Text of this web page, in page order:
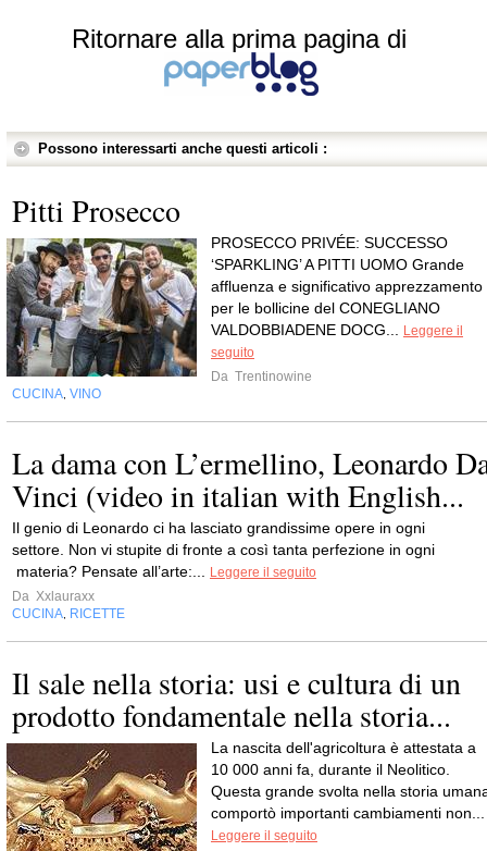
Ritornare alla prima pagina di
Possono interessarti anche questi articoli :
Pitti Prosecco
PROSECCO PRIVÉE: SUCCESSO
‘SPARKLING’ A PITTI UOMO Grande
affluenza e significativo apprezzamento
per le bollicine del CONEGLIANO
VALDOBBIADENE DOCG...
Leggere il
seguito
Da Trentinowine
CUCINA VINO
La dama con L’ermellino, Leonardo
Vinci (video in italian with English...
Il genio di Leonardo ci ha lasciato grandissime opere in ogni
settore. Non vi stupite di fronte a così tanta perfezione in ogni
materia? Pensate all’arte:...
Leggere il seguito
Da Xxlauraxx
CUCINA RICETTE
Il sale nella storia: usi e cultura di un
prodotto fondamentale nella storia...
La nascita dell'agricoltura è attestata a
10 000 anni fa, durante il Neolitico.
Questa grande svolta nella storia
comportò importanti cambiamenti non...
Leggere il seguito